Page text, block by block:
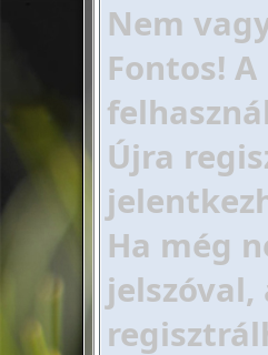
Nem
Fontos! A
Újra
Ha még